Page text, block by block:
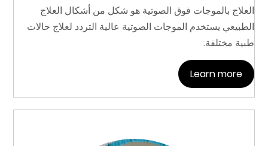
العلاج بالموجات فوق الصوتية هو شكل من أشكال العلاج
الطبيعي يستخدم الموجات الصوتية عالية التردد لعلاج حالات
طبية مختلفة.
Learn more